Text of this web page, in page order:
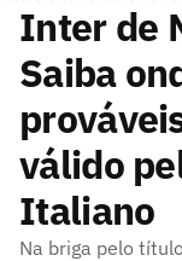
Inter de
Saiba
válido
Italiano
Na briga pelo